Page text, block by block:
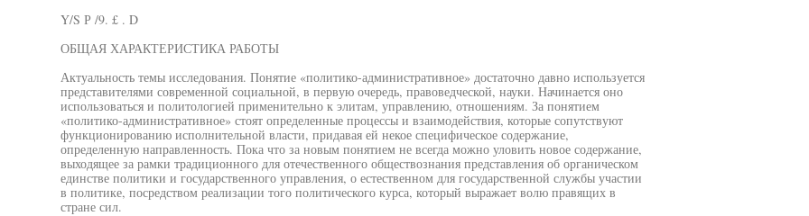
Y/S Р /9. £ . D
ОБЩАЯ ХАРАКТЕРИСТИКА РАБОТЫ
Актуальность темы исследования. Понятие «политико-административное» достаточно давно используется
представителями современной социальной, в первую очередь, правоведческой, науки. Начинается оно
использоваться и политологией применительно к элитам, управлению, отношениям. За понятием
«политико-административное» стоят определенные процессы и взаимодействия, которые сопутствуют
функционированию исполнительной власти, придавая ей некое специфическое содержание,
определенную направленность. Пока что за новым понятием не всегда можно уловить новое содержание,
выходящее за рамки традиционного для отечественного обществознания представления об органическом
единстве политики и государственного управления, о естественном для государственной службы участии
в политике, посредством реализации того политического курса, который выражает волю правящих в
стране сил.